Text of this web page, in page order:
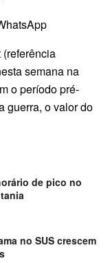
semana na
o período pré-
guerra, o valor do
de pico no
no SUS crescem